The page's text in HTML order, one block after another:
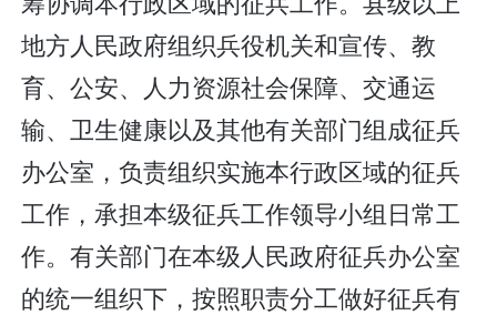
地方人民政府组织兵役机关和宣传、教
育、公安、人力资源社会保障、交通运
输、卫生健康以及其他有关部门组成征兵
办公室，负责组织实施本行政区域的征兵
工作，承担本级征兵工作领导小组日常工
作。有关部门在本级人民政府征兵办公室
的统一组织下，按照职责分工做好征兵有